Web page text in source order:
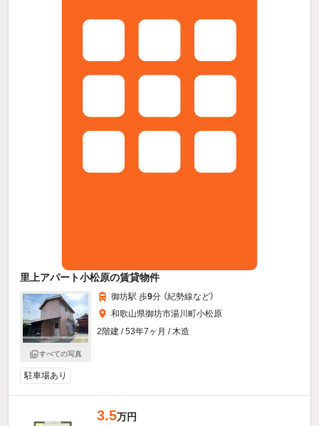
里上アパート小松原の賃貸物件
すべての写真
御坊駅 歩9分 （紀勢線など）
和歌山県御坊市湯川町小松原
2階建 / 53年7ヶ月 / 木造
駐車場あり
3.5万円